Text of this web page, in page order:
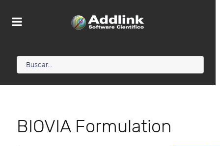
BIOVIA Formulation